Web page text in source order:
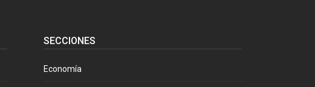
SECCIONES
Economía